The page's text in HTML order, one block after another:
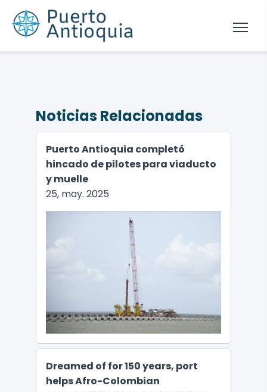
Noticias Relacionadas
Puerto Antioquia completó
hincado de pilotes para viaducto
y muelle
25, may. 2025
Dreamed of for 150 years, port
helps Afro-Colombian